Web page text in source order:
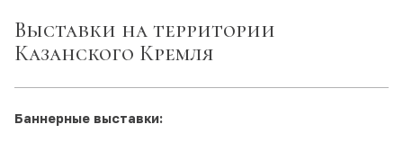
Выставки на территории
Казанского Кремля
Баннерные выставки: